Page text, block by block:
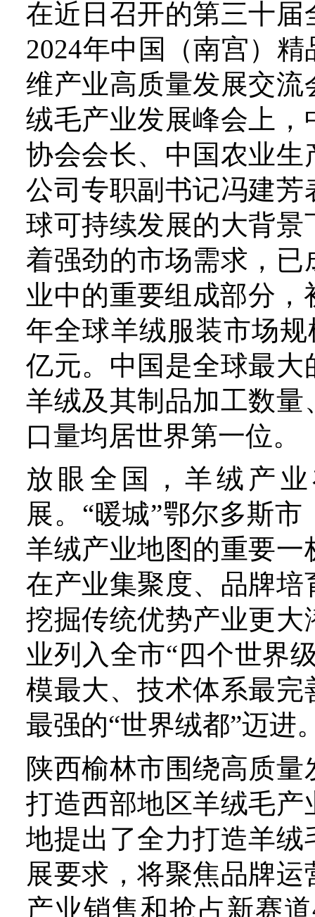
着强劲的市场需求，已成
业中的重要组成部分，初
年全球羊绒服装市场规模
亿元。中国是全球最大的
羊绒及其制品加工数量、
口量均居世界第一位。
放眼全国，羊绒产业在
展。“暖城”鄂尔多斯市，
羊绒产业地图的重要一极
在产业集聚度、品牌培育
挖掘传统优势产业更大潜
业列入全市“四个世界级产
模最大、技术体系最完善
最强的“世界绒都”迈进。
陕西榆林市围绕高质量发
打造西部地区羊绒毛产业
地提出了全力打造羊绒毛
展要求，将聚焦品牌运营
产业销售和抢占新赛道4
进，确保榆林羊绒毛产业
创新和品牌是关键
近日，鄂尔多斯市2023年
绒优质优价奖补表彰大会
优质优价收储启动仪式
行。会上，宣读并表彰了
优质优价8万元以上、3万
元以上示范户，示范户最
元的奖补，总计补贴489万
优质优价有助于产业健康